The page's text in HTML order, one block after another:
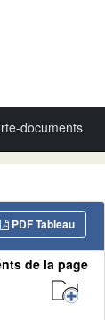
documents
PDF Tableau
de la page